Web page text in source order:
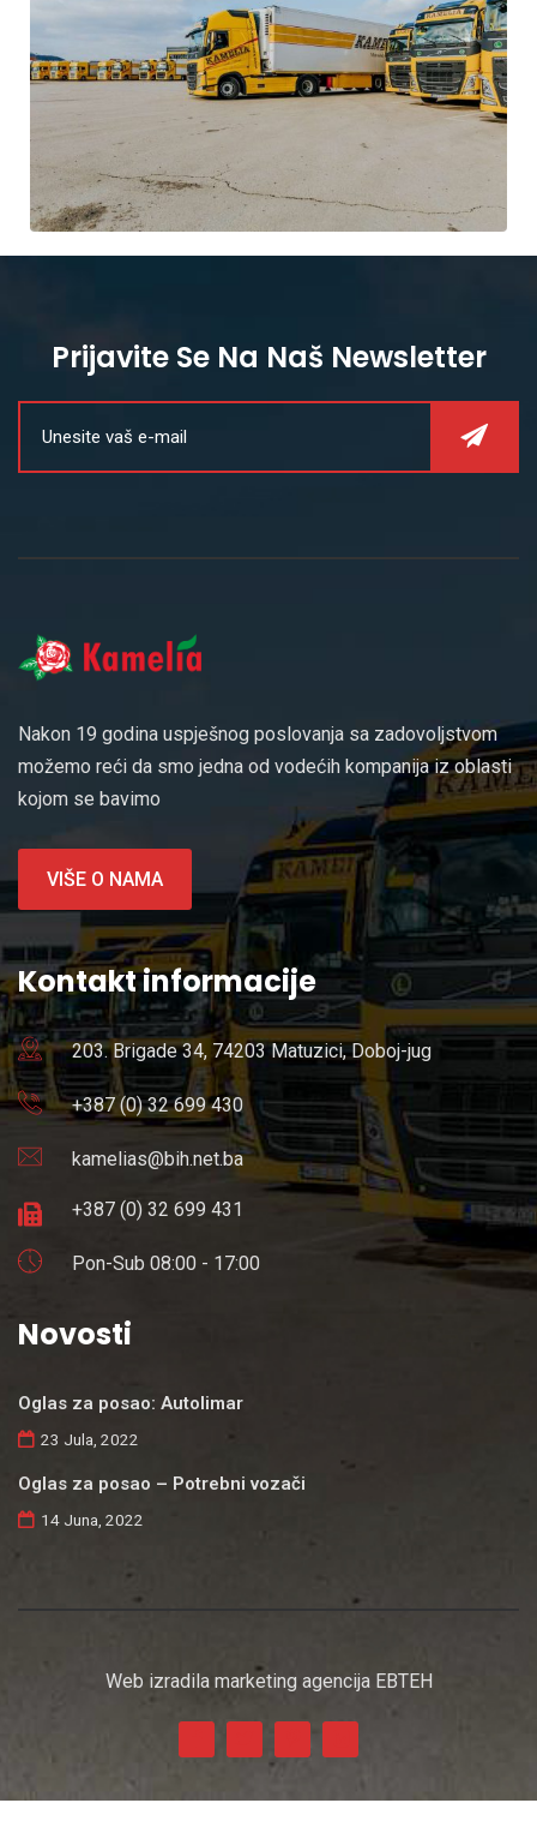
Prijavite Se Na Naš Newsletter
Nakon 19 godina uspješnog poslovanja sa zadovoljstvom
možemo reći da smo jedna od vodećih kompanija iz oblasti
kojom se bavimo
VIŠE O NAMA
Kontakt informacije
203. Brigade 34, 74203 Matuzici, Doboj-jug
+387 (0) 32 699 430
kamelias@bih.net.ba
+387 (0) 32 699 431
Pon-Sub 08:00 - 17:00
Novosti
Oglas za posao: Autolimar
23 Jula, 2022
Oglas za posao – Potrebni vozači
14 Juna, 2022
Web izradila marketing agencija EBTEH